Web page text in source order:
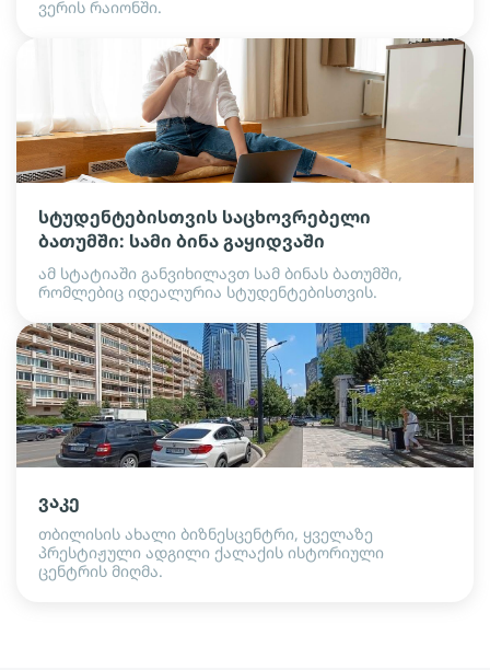
ვერის რაიონში.
სტუდენტებისთვის საცხოვრებელი
ბათუმში: სამი ბინა გაყიდვაში
ამ სტატიაში განვიხილავთ სამ ბინას ბათუმში,
რომლებიც იდეალურია სტუდენტებისთვის.
ვაკე
თბილისის ახალი ბიზნესცენტრი, ყველაზე
პრესტიჟული ადგილი ქალაქის ისტორიული
ცენტრის მიღმა.